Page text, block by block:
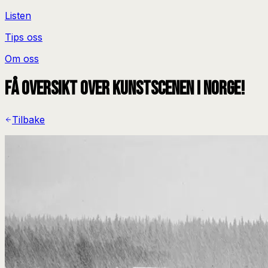
Listen
Tips oss
Om oss
Få oversikt over kunstscenen i Norge!
Tilbake